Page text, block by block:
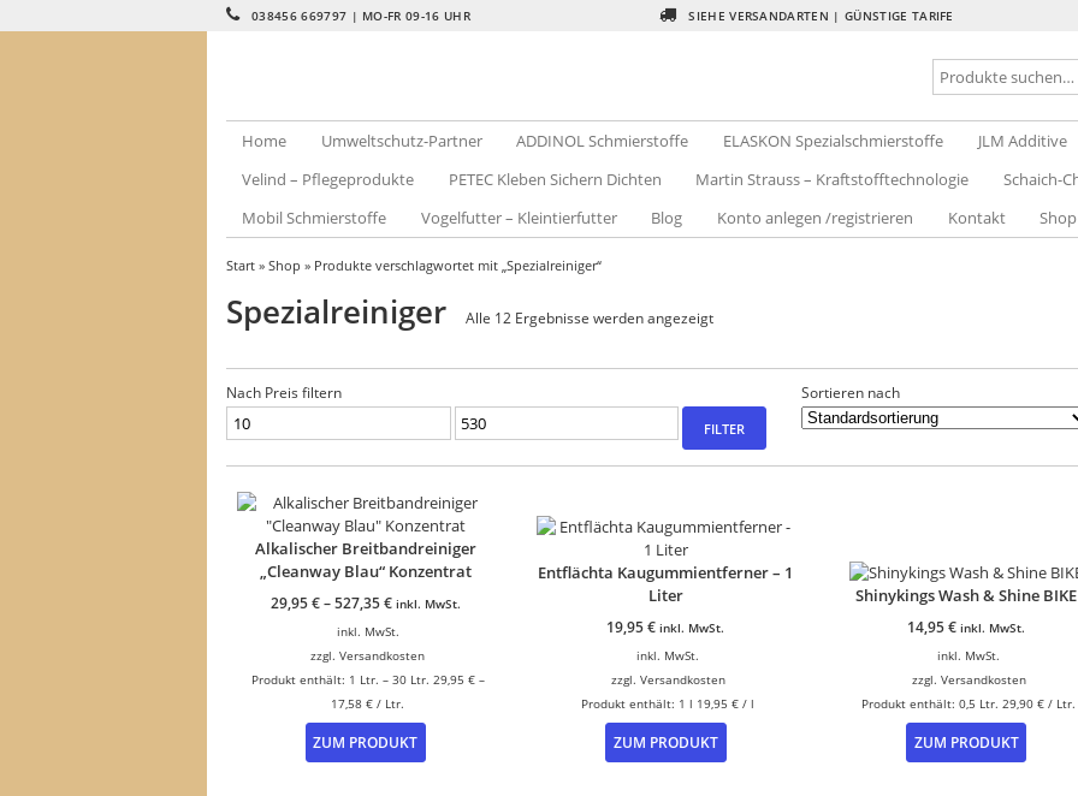
038456 669797 | MO-FR 09-16 UHR SIEHE VERSANDARTEN | GÜNSTIGE TARIFE
Home Umweltschutz-Partner ADDINOL Schmierstoffe ELASKON Spezialschmierstoffe
JLM Additive
Velind – Pflegeprodukte
PETEC Kleben Sichern Dichten Martin Strauss – Kraftstofftechnologie
Schaich-
Mobil Schmierstoffe
Vogelfutter – Kleintierfutter Blog Konto anlegen /registrieren Kontakt Shop
Start » Shop » Produkte verschlagwortet mit „Spezialreiniger“
Spezialreiniger Alle 12 Ergebnisse werden angezeigt
Nach Preis filtern
Min.
Max.
FILTER
Sortieren nach
Alkalischer Breitbandreiniger
„Cleanway Blau“ Konzentrat
29,95€–527,35€ inkl. MwSt.
inkl. MwSt.
zzgl.Versandkosten
Produkt enthält: 1 Ltr. – 30 Ltr. 29,95 €–
17,58€ / Ltr.
ZUM PRODUKT
Dieses
Entflächta Kaugummientferner – 1
Liter
19,95€ inkl. MwSt.
inkl. MwSt.
zzgl. Versandkosten
Produkt enthält: 1l 19,95€ /l
ZUM PRODUKT
Shinykings Wash & Shine BIKE
14,95€ inkl. MwSt.
inkl. MwSt.
zzgl. Versandkosten
Produkt enthält: 0,5 Ltr. 29,90€ / Ltr.
ZUM PRODUKT